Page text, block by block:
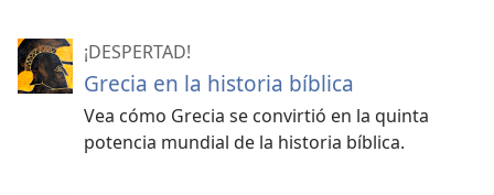
¡DESPERTAD!
Grecia en la historia bíblica
Vea cómo Grecia se convirtió en la quinta
potencia mundial de la historia bíblica.